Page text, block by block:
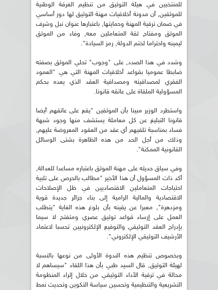
للمنتخبين في هيئة التوثيق من تنظيم الغرقة الوطنية
للموثقين, أن مدونة أخلاقيات مهنة التوثيق لها دور أساسي
في ضمان ترقية المهنة وحمايتها, باعتبارها عنوان نبل وشرف
الموثق ومفتاح ثقة المتعاملين معه, وفاء من الموثق
ليمينه واحتراما لختم الدولة, رمز السيادة".
وشدد في هذا الصدد, على "وجوب" تحلي الموثق بصفته
ضابطا عموميا بقواعد أخلاقيات المهنة التي هي "العمود
الفقري لمصداقيته ومصداقية العقد الذي يعده بحكم
المسؤولية الملقاة على عاتقه قانونا.
واستطرد الوزير مبينا بأن الموثقين "يقع على عاتقهم أيضا
قانونا التبليغ عن كل معاملة يستشف منها وجود شبهة
فساد بمناسبة تلقيهم أي عقد من العقود المعروضة عليهم,
وذلك من أجل الحد من هذه الظاهرة بشتى الوسائل
القانونية الممكنة".
وفي سياق حديثه على مهنة الموثق باعتباره مساعدا للعدالة,
أكد ذات المسؤول أن هذا الأخير "مطالب بالحرص على تلبية
احتياجات المتعاملين الاقتصاديين في ظل الإصلاحات
الاقتصادية والمالية الرامية إلى بناء جزائر جديدة قوية
ومزدهرة", معبرا عن يقينه بأن بلوغ هذه الغاية "يتطلب
العمل على إرساء قواعد توثيق عصري ومتفتح لا سيما
بإدراج العقد التوثيقي والتوقيع الإلكترونيين تحسبا لاعتماد
الأرشيف التوثيقي الإلكتروني".
وبخصوص تنظيم هذه الندوة الأولى من نوعها بالنسبة
لهيئة التوثيق, قال السيد طبي بأن هذا اللقاء "سيساهم لا
محالة في ترقية الأداء التوثيقي من خلال إثراء المنظومة
التشريعية والتنظيمية وتحسين سياسة التكوين وتحديث نمط